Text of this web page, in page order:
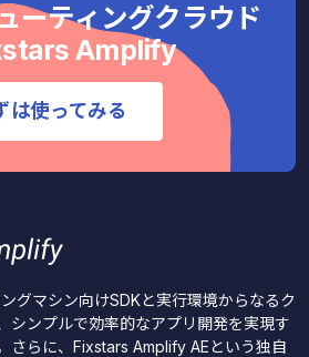
ーティングクラウド
Amplify
は使ってみる
グマシン向けSDKと実行環境からなるク
シンプルで効率的なアプリ開発を実現す
さらに、Fixstars Amplify AEという独自